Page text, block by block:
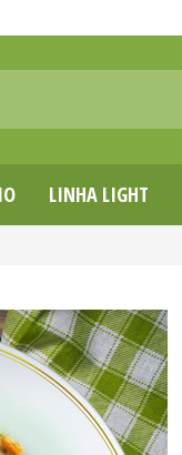
LINHA LIGHT